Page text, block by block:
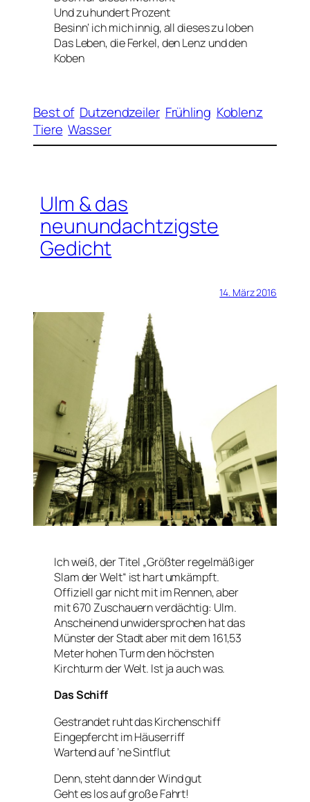
Und zu hundert Prozent
Besinn‘ ich mich innig, all dieses zu loben
Das Leben, die Ferkel, den Lenz und den
Koben
Best of Dutzendzeiler Frühling Koblenz
Tiere Wasser
Ulm & das
neunundachtzigste
Gedicht
14. März 2016
Ich weiß, der Titel „Größter regelmäßiger
Slam der Welt“ ist hart umkämpft.
Offiziell gar nicht mit im Rennen, aber
mit 670 Zuschauern verdächtig: Ulm.
Anscheinend unwidersprochen hat das
Münster der Stadt aber mit dem 161,53
Meter hohen Turm den höchsten
Kirchturm der Welt. Ist ja auch was.
Das Schiff
Gestrandet ruht das Kirchenschiff
Eingepfercht im Häuserriff
Wartend auf ’ne Sintflut
Denn, steht dann der Wind gut
Geht es los auf große Fahrt!